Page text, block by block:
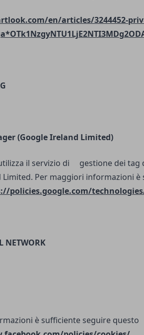
en/articles/3244452-
(Google Ireland Limited)
il servizio di gestione dei tag
Limited. Per maggiori informazioni
policies.google.com/
NETWORK
è sufficiente seguire questo